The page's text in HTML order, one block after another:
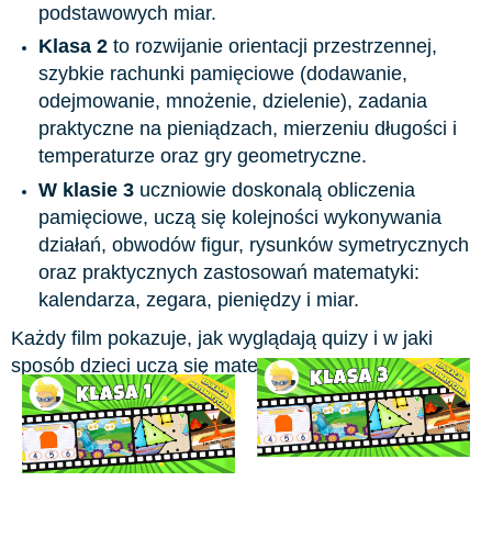
podstawowych miar.
Klasa 2 to rozwijanie orientacji przestrzennej,
szybkie rachunki pamięciowe (dodawanie,
odejmowanie, mnożenie, dzielenie), zadania
praktyczne na pieniądzach, mierzeniu długości i
temperaturze oraz gry geometryczne.
W klasie 3 uczniowie doskonalą obliczenia
pamięciowe, uczą się kolejności wykonywania
działań, obwodów figur, rysunków symetrycznych
oraz praktycznych zastosowań matematyki:
kalendarza, zegara, pieniędzy i miar.
Każdy film pokazuje, jak wyglądają quizy i w jaki
sposób dzieci uczą się matematyki poprzez zabawę.